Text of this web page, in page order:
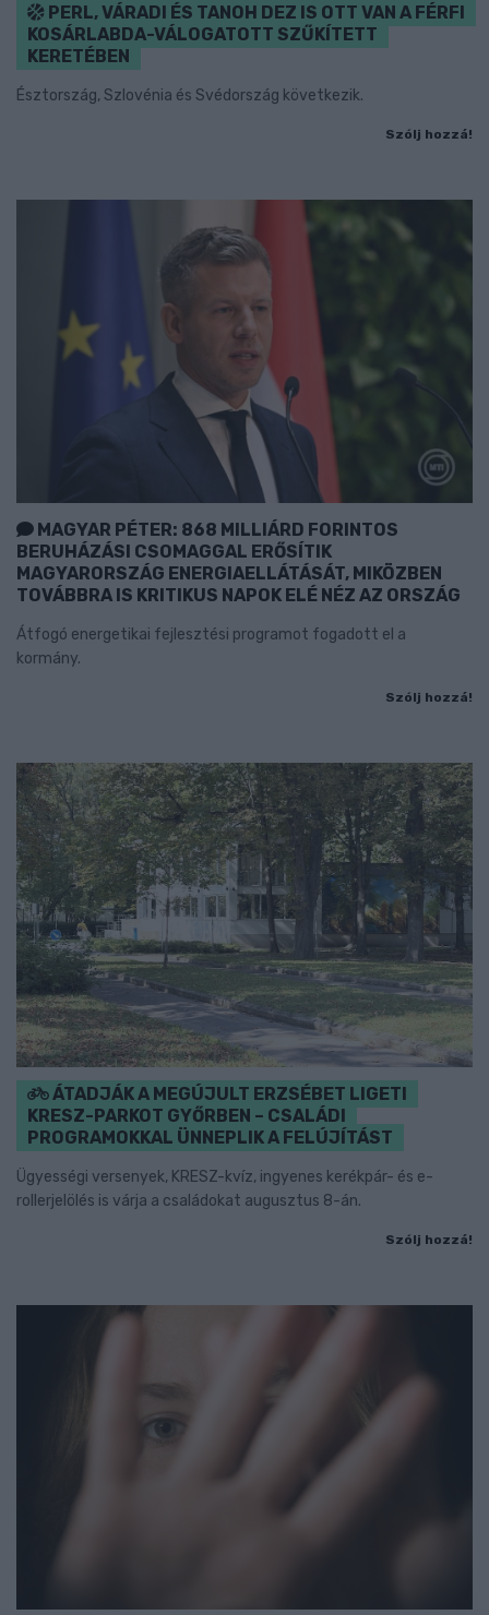
PERL, VÁRADI ÉS TANOH DEZ IS OTT VAN A FÉRFI
KOSÁRLABDA-VÁLOGATOTT SZŰKÍTETT
KERETÉBEN
Észtország, Szlovénia és Svédország következik.
Szólj hozzá!
MAGYAR PÉTER: 868 MILLIÁRD FORINTOS
BERUHÁZÁSI CSOMAGGAL ERŐSÍTIK
MAGYARORSZÁG ENERGIAELLÁTÁSÁT, MIKÖZBEN
TOVÁBBRA IS KRITIKUS NAPOK ELÉ NÉZ AZ ORSZÁG
Átfogó energetikai fejlesztési programot fogadott el a
kormány.
Szólj hozzá!
ÁTADJÁK A MEGÚJULT ERZSÉBET LIGETI
KRESZ-PARKOT GYŐRBEN – CSALÁDI
PROGRAMOKKAL ÜNNEPLIK A FELÚJÍTÁST
Ügyességi versenyek, KRESZ-kvíz, ingyenes kerékpár- és e-
rollerjelölés is várja a családokat augusztus 8-án.
Szólj hozzá!